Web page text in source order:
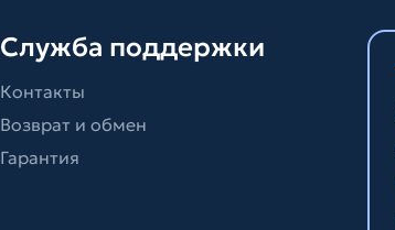
Служба поддержки
Контакты
Возврат и обмен
Гарантия